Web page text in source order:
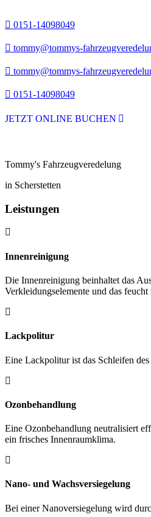
0151-14098049
tommy@tommys-
tommy@tommys-
0151-14098049
JETZT ONLINE BUCHEN
Tommy's Fahrzeugveredelung
in Scherstetten
Leistungen
Innenreinigung
Die Innenreinigung beinhaltet das
Verkleidungselemente und das
Lackpolitur
Eine Lackpolitur ist das Schleifen
Ozonbehandlung
Eine Ozonbehandlung neutralisiert
ein frisches Innenraumklima.
Nano- und Wachsversiegelung
Bei einer Nanoversiegelung wird